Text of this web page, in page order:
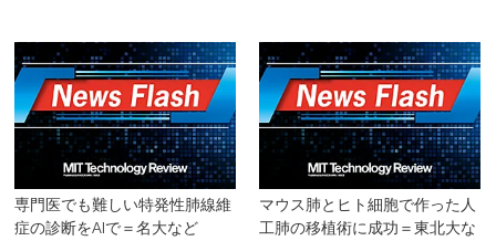
専門医でも難しい特発性肺線維
症の診断をAIで＝名大など
マウス肺とヒト細胞で作った人
工肺の移植術に成功＝東北大な